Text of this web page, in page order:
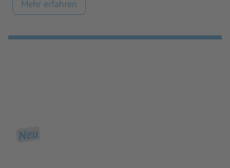
Mehr erfahren
Neu